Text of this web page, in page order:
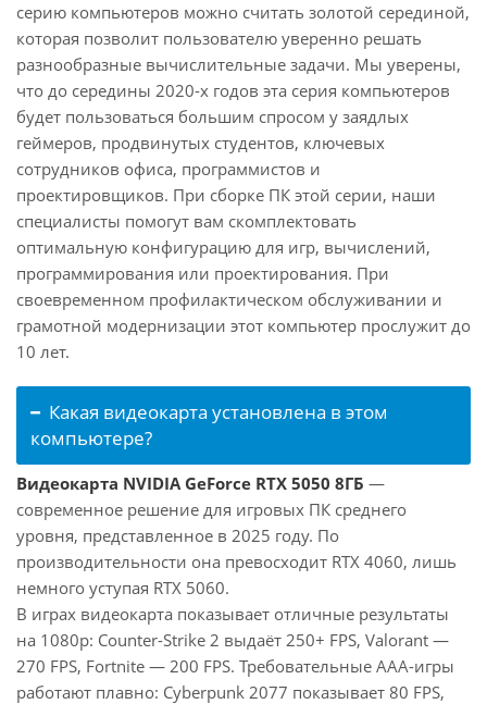
серию компьютеров можно считать золотой серединой,
которая позволит пользователю уверенно решать
разнообразные вычислительные задачи. Мы уверены,
что до середины 2020-х годов эта серия компьютеров
будет пользоваться большим спросом у заядлых
геймеров, продвинутых студентов, ключевых
сотрудников офиса, программистов и
проектировщиков. При сборке ПК этой серии, наши
специалисты помогут вам скомплектовать
оптимальную конфигурацию для игр, вычислений,
программирования или проектирования. При
своевременном профилактическом обслуживании и
грамотной модернизации этот компьютер прослужит до
10 лет.
Какая видеокарта установлена в этом
компьютере?
Видеокарта NVIDIA GeForce RTX 5050 8ГБ —
современное решение для игровых ПК среднего
уровня, представленное в 2025 году. По
производительности она превосходит RTX 4060, лишь
немного уступая RTX 5060.
В играх видеокарта показывает отличные результаты
на 1080p: Counter-Strike 2 выдаёт 250+ FPS, Valorant —
270 FPS, Fortnite — 200 FPS. Требовательные AAA-игры
работают плавно: Cyberpunk 2077 показывает 80 FPS,